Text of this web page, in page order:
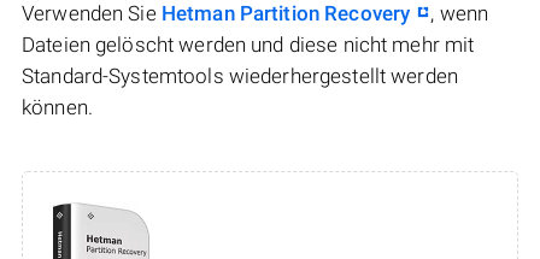
Verwenden Sie Hetman Partition Recovery
, wenn
Dateien gelöscht werden und diese nicht mehr mit
Standard-Systemtools wiederhergestellt werden
können.